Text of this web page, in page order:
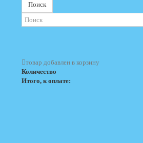
Поиск
товар добавлен в корзину
Количество
Итого, к оплате: